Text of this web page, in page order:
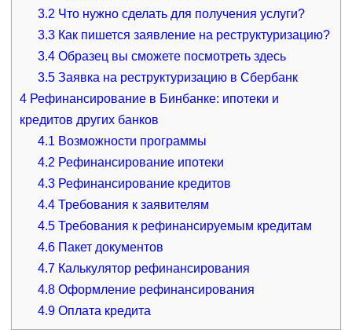
3.2 Что нужно сделать для получения услуги?
3.3 Как пишется заявление на реструктуризацию?
3.4 Образец вы сможете посмотреть здесь
3.5 Заявка на реструктуризацию в Сбербанк
4Рефинансирование в Бинбанке: ипотеки и
кредитов других банков
4.1 Возможности программы
4.2 Рефинансирование ипотеки
4.3 Рефинансирование кредитов
4.4 Требования к заявителям
4.5 Требования к рефинансируемым кредитам
4.6 Пакет документов
4.7 Калькулятор рефинансирования
4.8 Оформление рефинансирования
4.9 Оплата кредита